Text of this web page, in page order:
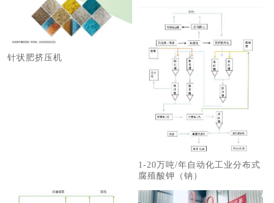
针状肥挤压机
1-20万吨/年自动化工业分布式
腐殖酸钾（钠）